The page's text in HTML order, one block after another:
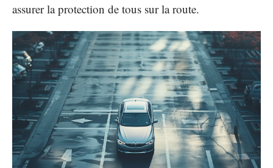
assurer la protection de tous sur la route.